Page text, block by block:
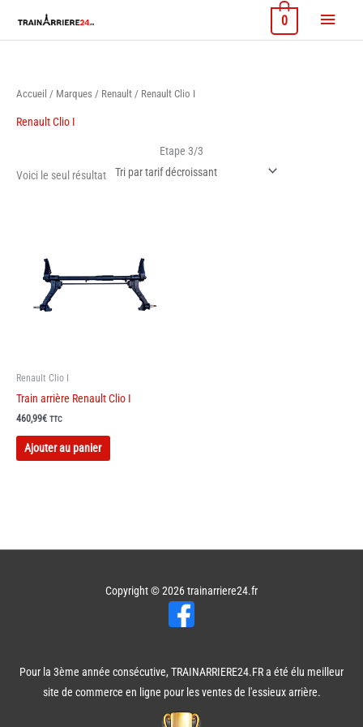
contenu
Menu
0
Accueil / Marques / Renault / Renault Clio I
Renault Clio I
Etape 3/3
Voici le seul résultat
Renault Clio I
Train arrière Renault Clio I
460,99€ TTC
Ajouter au panier
Copyright © 2026trainarriere24.fr
Pour la 3ème année consécutive, TRAINARRIERE24.FR a été élu meilleur
site de commerce en ligne pour les ventes de l'essieux arrière.